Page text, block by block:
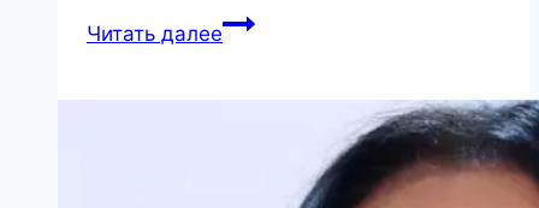
Читать далее«Не
послание